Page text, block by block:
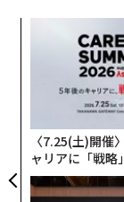
スペースXは
れた。宇宙へ
には人類を複
社は業界初の
る液体燃料ロ
間企業として
物輸送（2012年
陸と再利用（
〈7.25(土)開催
ャリアに「戦略
トップエグゼク
リアに触れる1